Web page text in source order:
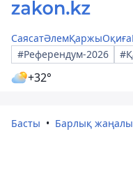
СаясатӘлемҚаржыОқиға
#Референдум-2026
+32°
Басты Барлық